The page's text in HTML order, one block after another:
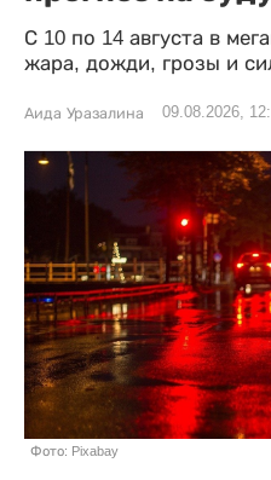
С 10 по 14 августа в
жара, дожди, грозы и
Аида Уразалина 09.08.2026,
Фото: Pixabay